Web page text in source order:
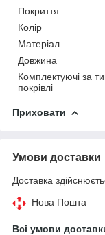
Покриття
Колір
Матеріал
Довжина
Комплектуючі за
покрівлі
Приховати
Умови доставки
Доставка
Нова Пошта
Всі умови